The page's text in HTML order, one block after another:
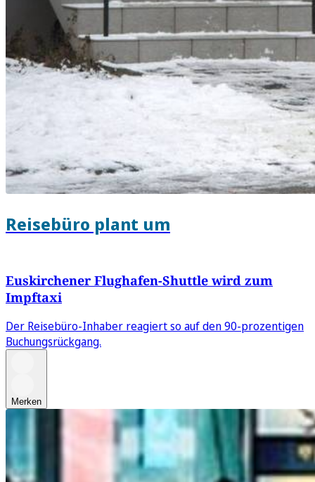
Reisebüro plant um
Euskirchener Flughafen-Shuttle wird zum
Impftaxi
Der Reisebüro-Inhaber reagiert so auf den 90-prozentigen
Buchungsrückgang.
Merken